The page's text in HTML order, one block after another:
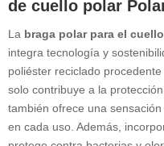
de cuello polar
La braga polar para el cuello
integra tecnología y
poliéster reciclado
solo contribuye a la
también ofrece una
en cada uso. Además,